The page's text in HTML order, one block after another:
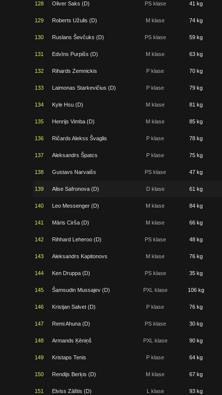
128 Oliver Saks (D) PS klase 41 kg
129 Roberts Užulis (D) M klase 74 kg
130 Ruslans Ševčuks (D) PS klase 59 kg
131 Edvīns Purpišs (D) M klase 63 kg
132 Rihards Zemnickis P klase 70 kg
133 Laimonas Starkevičius (D) P klase 79 kg
134 Kyle Hsu (D) M klase 81 kg
135 Henrijs Vimba (D) M klase 85 kg
136 Ričards Alekss Švaglis P klase 78 kg
137 Aleksandrs Špatcs P klase 75 kg
138 Gustavs Narvaišs PS klase 47 kg
139 Alise Safronova (D) D klase 61 kg
140 Leo Messenger (D) M klase 84 kg
141 Māris Cirša (D) M klase 66 kg
142 Rihhard Leheroo (D) PS klase 48 kg
143 Aleksandrs Kapitonovs M klase 76 kg
144 Ken Druppa (D) PS klase 35 kg
145 Šamsudin Mussajev (D) PXL klase 106 kg
146 Kristjan Salvet (D) P klase 76 kg
147 Remi Ahuna (D) PS klase 30 kg
148 Armands Ķēniņš PXL klase 90 kg
149 Kristaps Tenis P klase 64 kg
150 Rendijs Berķis (D) M klase 67 kg
151 Elviss Zālītis (D) L klase 93 kg